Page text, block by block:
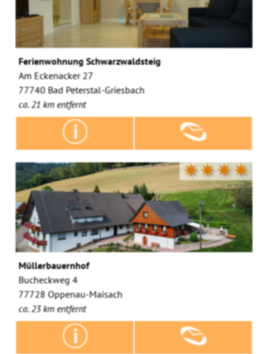
Ferienwohnung Schwarzwaldsteig
Am Eckenacker 27
77740 Bad Peterstal-Griesbach
ca. 21 km entfernt
✷✷✷✷
Müllerbauernhof
Bucheckweg 4
77728 Oppenau-Maisach
ca. 23 km entfernt